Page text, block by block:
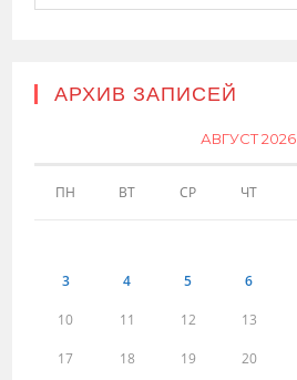
АРХИВ ЗАПИСЕЙ
АВГУСТ 2026
ПН ВТ СР ЧТ
3 4 5 6
10 11 12 13
17 18 19 20